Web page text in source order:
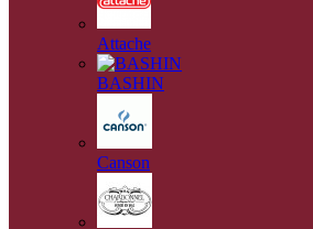
Attache
BASHIN
Canson